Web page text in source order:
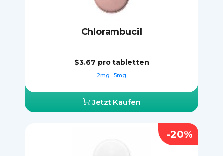
Chlorambucil
$3.67 pro tabletten
2mg 5mg
Jetzt Kaufen
-20%